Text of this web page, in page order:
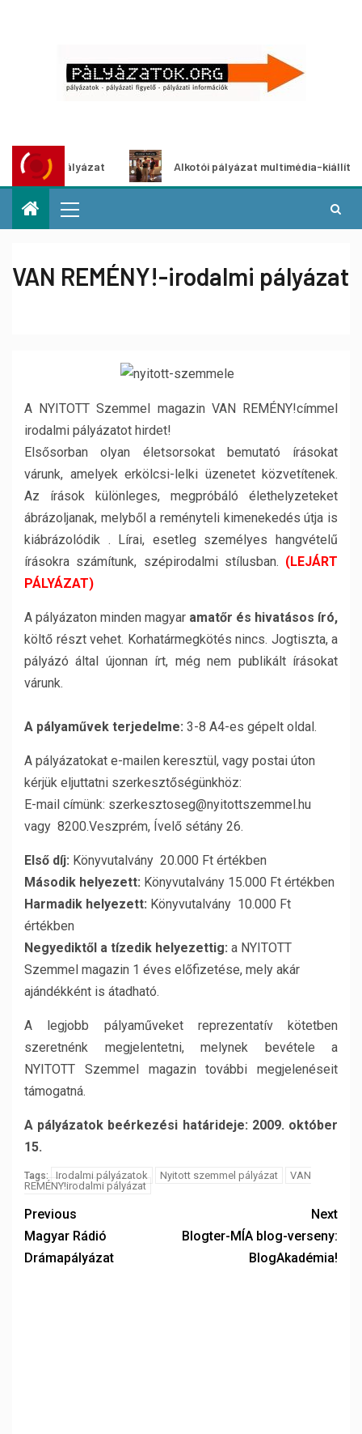
Alkotói pályázat multimédia-kiállításhoz
VAN REMÉNY!-irodalmi pályázat
A NYITOTT Szemmel magazin VAN REMÉNY!címmel
irodalmi pályázatot hirdet!
Elsősorban olyan életsorsokat bemutató írásokat
várunk, amelyek erkölcsi-lelki üzenetet közvetítenek.
Az írások különleges, megpróbáló élethelyzeteket
ábrázoljanak, melyből a reményteli kimenekedés útja is
kiábrázolódik . Lírai, esetleg személyes hangvételű
írásokra számítunk, szépirodalmi stílusban. (LEJÁRT
PÁLYÁZAT)
A pályázaton minden magyar amatőr és hivatásos író,
költő részt vehet. Korhatármegkötés nincs. Jogtiszta, a
pályázó által újonnan írt, még nem publikált írásokat
várunk.
A pályaművek terjedelme: 3-8 A4-es gépelt oldal.
A pályázatokat e-mailen keresztül, vagy postai úton
kérjük eljuttatni szerkesztőségünkhöz:
E-mail címünk: szerkesztoseg@nyitottszemmel.hu
vagy 8200.Veszprém, Ívelő sétány 26.
Első díj: Könyvutalvány 20.000 Ft értékben
Második helyezett: Könyvutalvány 15.000 Ft értékben
Harmadik helyezett: Könyvutalvány 10.000 Ft
értékben
Negyediktől a tízedik helyezettig: a NYITOTT
Szemmel magazin 1 éves előfizetése, mely akár
ajándékként is átadható.
A legjobb pályaműveket reprezentatív kötetben
szeretnénk megjelentetni, melynek bevétele a
NYITOTT Szemmel magazin további megjelenéseit
támogatná.
A pályázatok beérkezési határideje: 2009. október
15.
Tags: Irodalmi pályázatok Nyitott szemmel pályázat
VAN
REMÉNY!irodalmi pályázat
Previous
Magyar Rádió
Drámapályázat
Next
Blogter-MÍA blog-verseny:
BlogAkadémia!